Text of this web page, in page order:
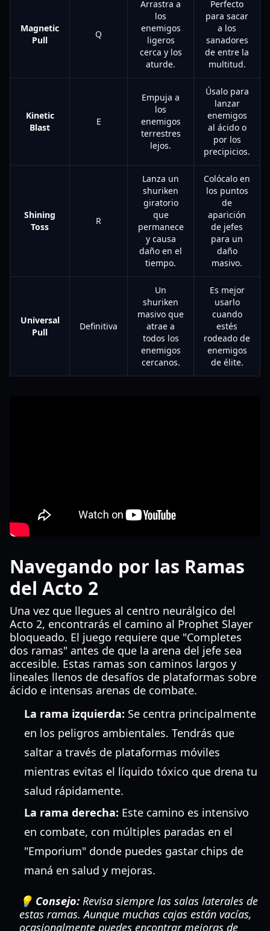
Magnetic
Pull
Q
Arrastra a
los
enemigos
ligeros
cerca y los
aturde.
Perfecto
para sacar
a los
sanadores
de entre la
multitud.
Kinetic
Blast
E
Empuja a
los
enemigos
terrestres
lejos.
Úsalo para
lanzar
enemigos
al ácido o
por los
precipicios.
Shining
Toss
R
Lanza un
shuriken
giratorio
que
permanece
y causa
daño en el
tiempo.
Colócalo en
los puntos
de
aparición
de jefes
para un
daño
masivo.
Universal
Pull
Definitiva
Un
shuriken
masivo que
atrae a
todos los
enemigos
cercanos.
Es mejor
usarlo
cuando
estés
rodeado de
enemigos
de élite.
Navegando por las Ramas
del Acto 2
Una vez que llegues al centro neurálgico del
Acto 2, encontrarás el camino al Prophet Slayer
bloqueado. El juego requiere que "Completes
dos ramas" antes de que la arena del jefe sea
accesible. Estas ramas son caminos largos y
lineales llenos de desafíos de plataformas sobre
ácido e intensas arenas de combate.
La rama izquierda: Se centra principalmente
en los peligros ambientales. Tendrás que
saltar a través de plataformas móviles
mientras evitas el líquido tóxico que drena tu
salud rápidamente.
La rama derecha: Este camino es intensivo
en combate, con múltiples paradas en el
"Emporium" donde puedes gastar chips de
maná en salud y mejoras.
💡 Consejo: Revisa siempre las salas laterales de
estas ramas. Aunque muchas cajas están vacías,
ocasionalmente puedes encontrar mejoras de